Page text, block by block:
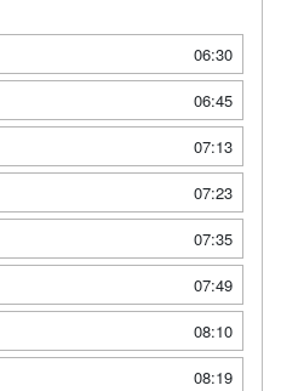
06:30
06:45
07:13
07:23
07:35
07:49
08:10
08:19